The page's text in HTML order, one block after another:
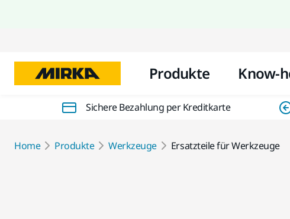
Produkte Know-
Sichere Bezahlung per Kreditkarte
Home Produkte Werkzeuge Ersatzteile für Werkzeuge